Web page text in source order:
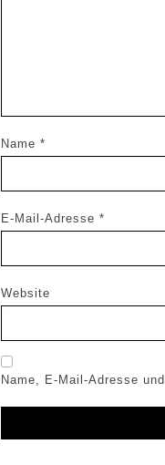
Name *
E-Mail-Adresse *
Website
Name, E-Mail-Adresse